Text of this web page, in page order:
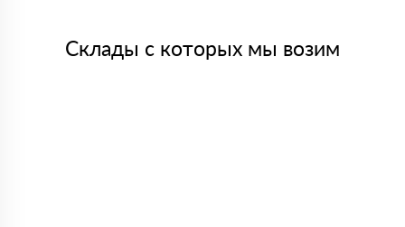
Склады с которых мы возим